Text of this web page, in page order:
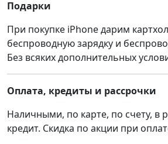
Подарки
При покупке iPhone дарим
беспроводную зарядку и
Без всяких дополнительных
Оплата, кредиты и рассрочки
Наличными, по карте, по счету, в
кредит. Скидка по акции при